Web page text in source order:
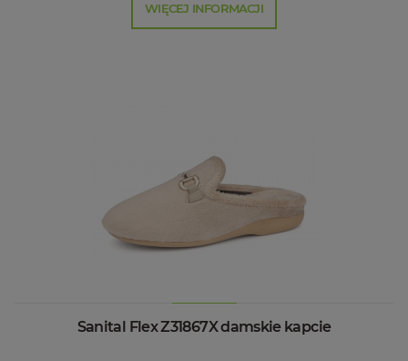
WIĘCEJ INFORMACJI
Sanital Flex Z31867X damskie kapcie